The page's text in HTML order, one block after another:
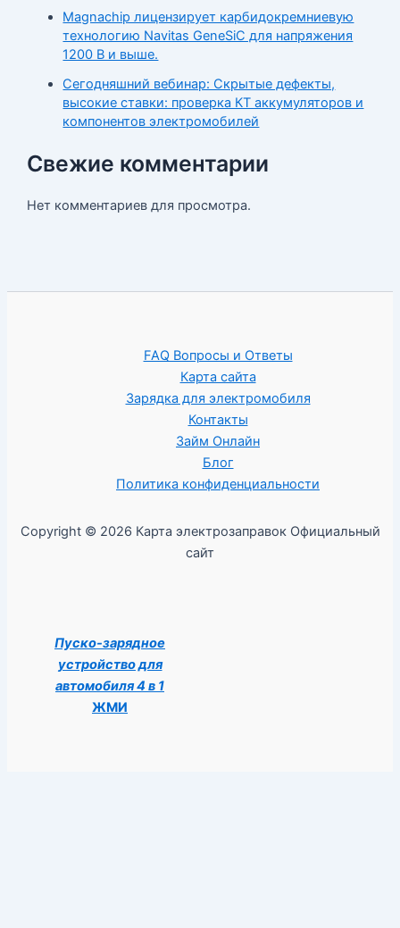
Magnachip лицензирует карбидокремниевую
технологию Navitas GeneSiC для напряжения
1200 В и выше.
Сегодняшний вебинар: Скрытые дефекты,
высокие ставки: проверка КТ аккумуляторов и
компонентов электромобилей
Свежие комментарии
Нет комментариев для просмотра.
FAQ Вопросы и Ответы
Карта сайта
Зарядка для электромобиля
Контакты
Займ Онлайн
Блог
Политика конфиденциальности
Copyright © 2026 Карта электрозаправок Официальный
сайт
Пуско-зарядное
устройство для
автомобиля 4 в 1
ЖМИ